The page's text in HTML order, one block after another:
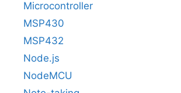
Microcontroller
MSP430
MSP432
Node.js
NodeMCU